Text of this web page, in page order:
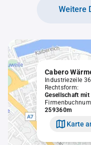
Weitere
Cabero
Industriezeile
Rechtsform:
Gesellschaft
259360m
Karte